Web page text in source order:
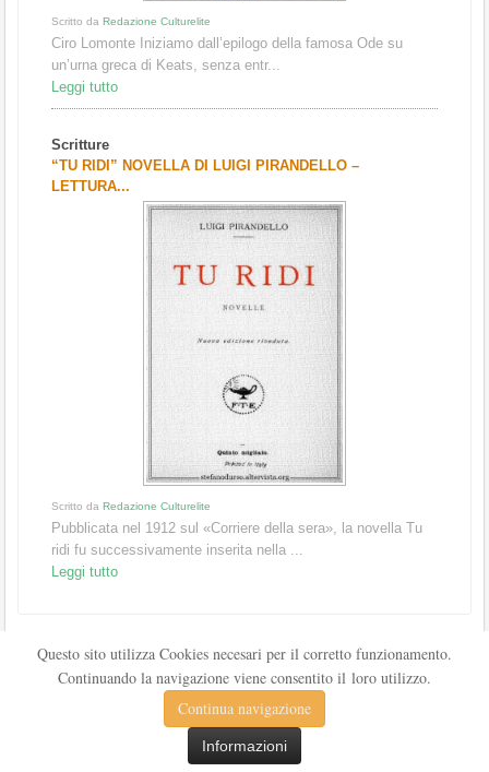
Scritto da Redazione Culturelite
Ciro Lomonte Iniziamo dall’epilogo della famosa Ode su
un’urna greca di Keats, senza entr...
Leggi tutto
Scritture
“TU RIDI” NOVELLA DI LUIGI PIRANDELLO –
LETTURA...
Scritto da Redazione Culturelite
Pubblicata nel 1912 sul «Corriere della sera», la novella Tu
ridi fu successivamente inserita nella ...
Leggi tutto
Questo sito utilizza Cookies necesari per il corretto funzionamento.
Continuando la navigazione viene consentito il loro utilizzo.
Continua navigazione
Informazioni